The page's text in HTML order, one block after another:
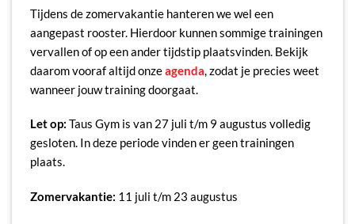
Tijdens de zomervakantie hanteren we wel een
aangepast rooster. Hierdoor kunnen sommige trainingen
vervallen of op een ander tijdstip plaatsvinden. Bekijk
daarom vooraf altijd onzeagenda , zodat je precies weet
wanneer jouw training doorgaat.
Let op: Taus Gym is van 27 juli t/m 9 augustus volledig
gesloten. In deze periode vinden er geen trainingen
plaats.
Zomervakantie: 11 juli t/m 23 augustus